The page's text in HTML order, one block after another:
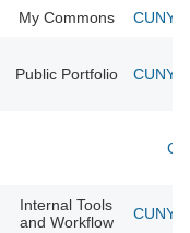
My Commons CUNY
Public Portfolio CUNY
Internal Tools
and Workflow
CUNY